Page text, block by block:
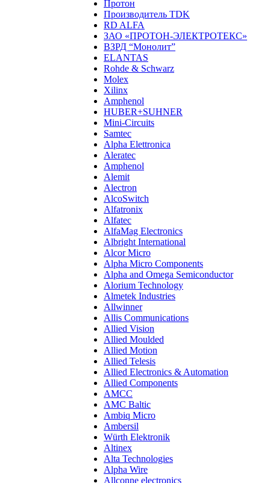
Протон
Производитель TDK
RD ALFA
ЗАО «ПРОТОН-ЭЛЕКТРОТЕКС»
ВЗРД “Монолит”
ELANTAS
Rohde & Schwarz
Molex
Xilinx
Amphenol
HUBER+SUHNER
Mini-Circuits
Samtec
Alpha Elettronica
Aleratec
Amphenol
Alemit
Alectron
AlcoSwitch
Alfatronix
Alfatec
AlfaMag Electronics
Albright International
Alcor Micro
Alpha Micro Components
Alpha and Omega Semiconductor
Alorium Technology
Almetek Industries
Allwinner
Allis Communications
Allied Vision
Allied Moulded
Allied Motion
Allied Telesis
Allied Electronics & Automation
Allied Components
AMCC
AMC Baltic
Ambiq Micro
Ambersil
Würth Elektronik
Altinex
Alta Technologies
Alpha Wire
Allconne electronics